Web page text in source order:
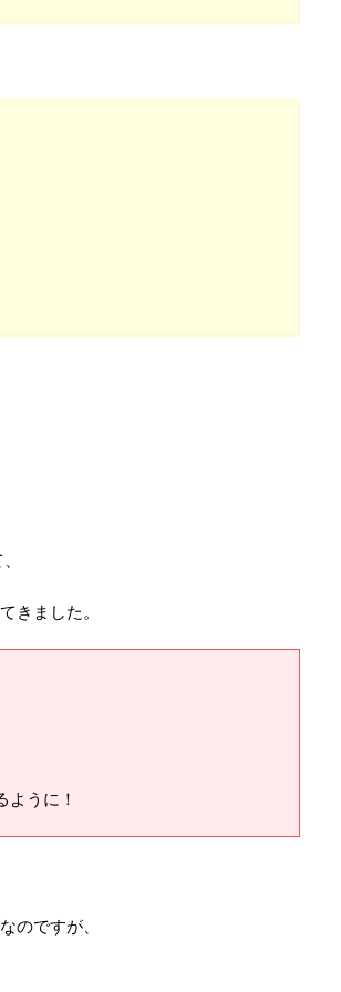
きました。
うに！
のですが、